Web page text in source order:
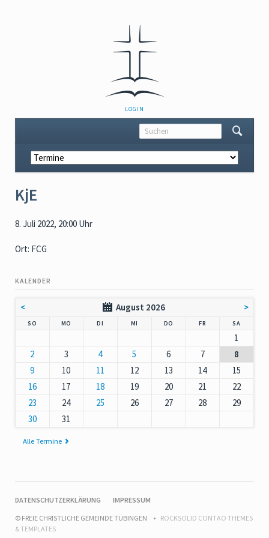
NAVIGATION
ÜBERSPRINGEN
LOGIN
Navigation
überspringen
KjE
8. Juli 2022, 20:00 Uhr
Ort: FCG
KALENDER
< August 2026 >
SO MO DI MI DO NNERSTAG
FR SAMSTAG
1
2
3 4 5 6 7
8
9
10 11 12 13 14
15
16
17 18 19 20 21
22
23
24 25 26 27 28
29
30
31
Alle Termine
NAVIGATION
DATENSCHUTZERKLÄRUNG
IMPRESSUM
© FREIE CHRISTLICHE GEMEINDE TÜBINGEN
ROCKSOLID CONTAO THEMES
& TEMPLATES